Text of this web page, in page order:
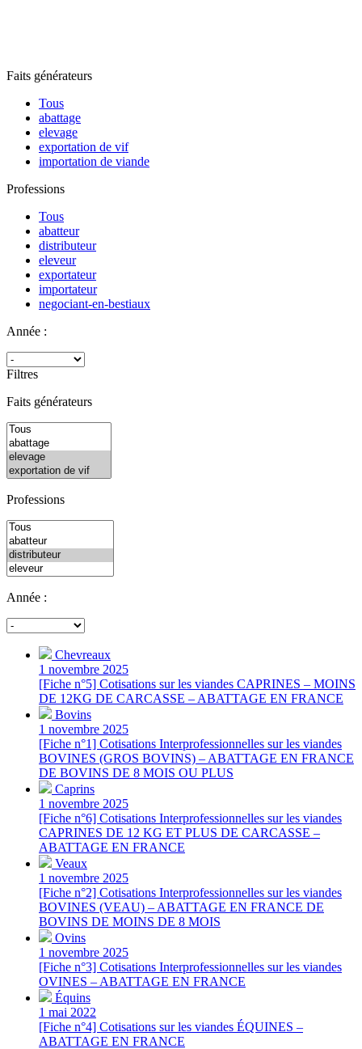
Faits générateurs
Tous
abattage
elevage
exportation de vif
importation de viande
Professions
Tous
abatteur
distributeur
eleveur
exportateur
importateur
negociant-en-bestiaux
Année :
Filtres
Faits générateurs
Professions
Année :
Chevreaux
1 novembre 2025
[Fiche n°5] Cotisations sur les viandes CAPRINES – MOINS
DE 12KG DE CARCASSE – ABATTAGE EN FRANCE
Bovins
1 novembre 2025
[Fiche n°1] Cotisations Interprofessionnelles sur les viandes
BOVINES (GROS BOVINS) – ABATTAGE EN FRANCE
DE BOVINS DE 8 MOIS OU PLUS
Caprins
1 novembre 2025
[Fiche n°6] Cotisations Interprofessionnelles sur les viandes
CAPRINES DE 12 KG ET PLUS DE CARCASSE –
ABATTAGE EN FRANCE
Veaux
1 novembre 2025
[Fiche n°2] Cotisations Interprofessionnelles sur les viandes
BOVINES (VEAU) – ABATTAGE EN FRANCE DE
BOVINS DE MOINS DE 8 MOIS
Ovins
1 novembre 2025
[Fiche n°3] Cotisations Interprofessionnelles sur les viandes
OVINES – ABATTAGE EN FRANCE
Équins
1 mai 2022
[Fiche n°4] Cotisations sur les viandes ÉQUINES –
ABATTAGE EN FRANCE